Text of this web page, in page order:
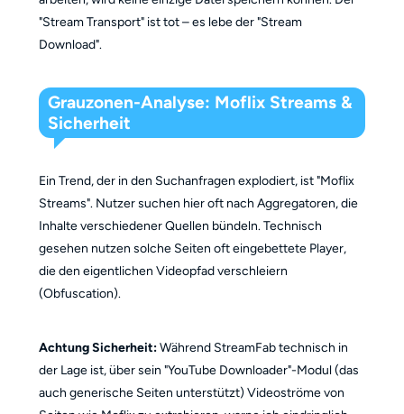
"Stream Transport" ist tot – es lebe der "Stream
Download".
Grauzonen-Analyse: Moflix Streams &
Sicherheit
Ein Trend, der in den Suchanfragen explodiert, ist "Moflix
Streams". Nutzer suchen hier oft nach Aggregatoren, die
Inhalte verschiedener Quellen bündeln. Technisch
gesehen nutzen solche Seiten oft eingebettete Player,
die den eigentlichen Videopfad verschleiern
(Obfuscation).
Achtung Sicherheit:Während StreamFab technisch in
der Lage ist, über sein "YouTube Downloader"-Modul (das
auch generische Seiten unterstützt) Videoströme von